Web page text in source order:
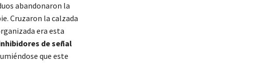
abandonaron la
Cruzaron la calzada
era esta
de señal
que este